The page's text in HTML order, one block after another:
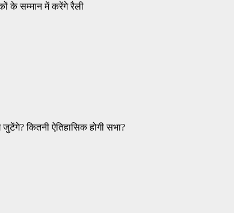
के सम्मान में करेंगे रैली
कितनी ऐतिहासिक होगी सभा?